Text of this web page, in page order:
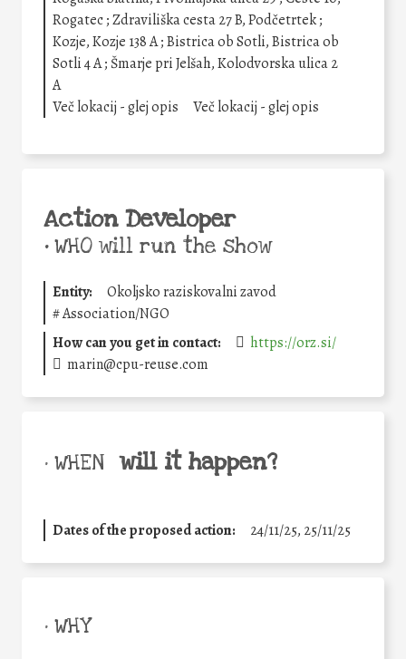
Rogatec ; Zdraviliška cesta 27 B, Podčetrtek ;
Kozje, Kozje 138 A ; Bistrica ob Sotli, Bistrica ob
Sotli 4 A ; Šmarje pri Jelšah, Kolodvorska ulica 2
A
Več lokacij - glej opis
Več lokacij - glej opis
Action Developer
•WHO will run the show
Entity:
Okoljsko raziskovalni zavod
#Association/NGO
How can you get in contact:
https://orz.si/
marin@cpu-reuse.com
• WHEN will it happen?
Dates of the proposed action: 24/11/25, 25/11/25
• WHY